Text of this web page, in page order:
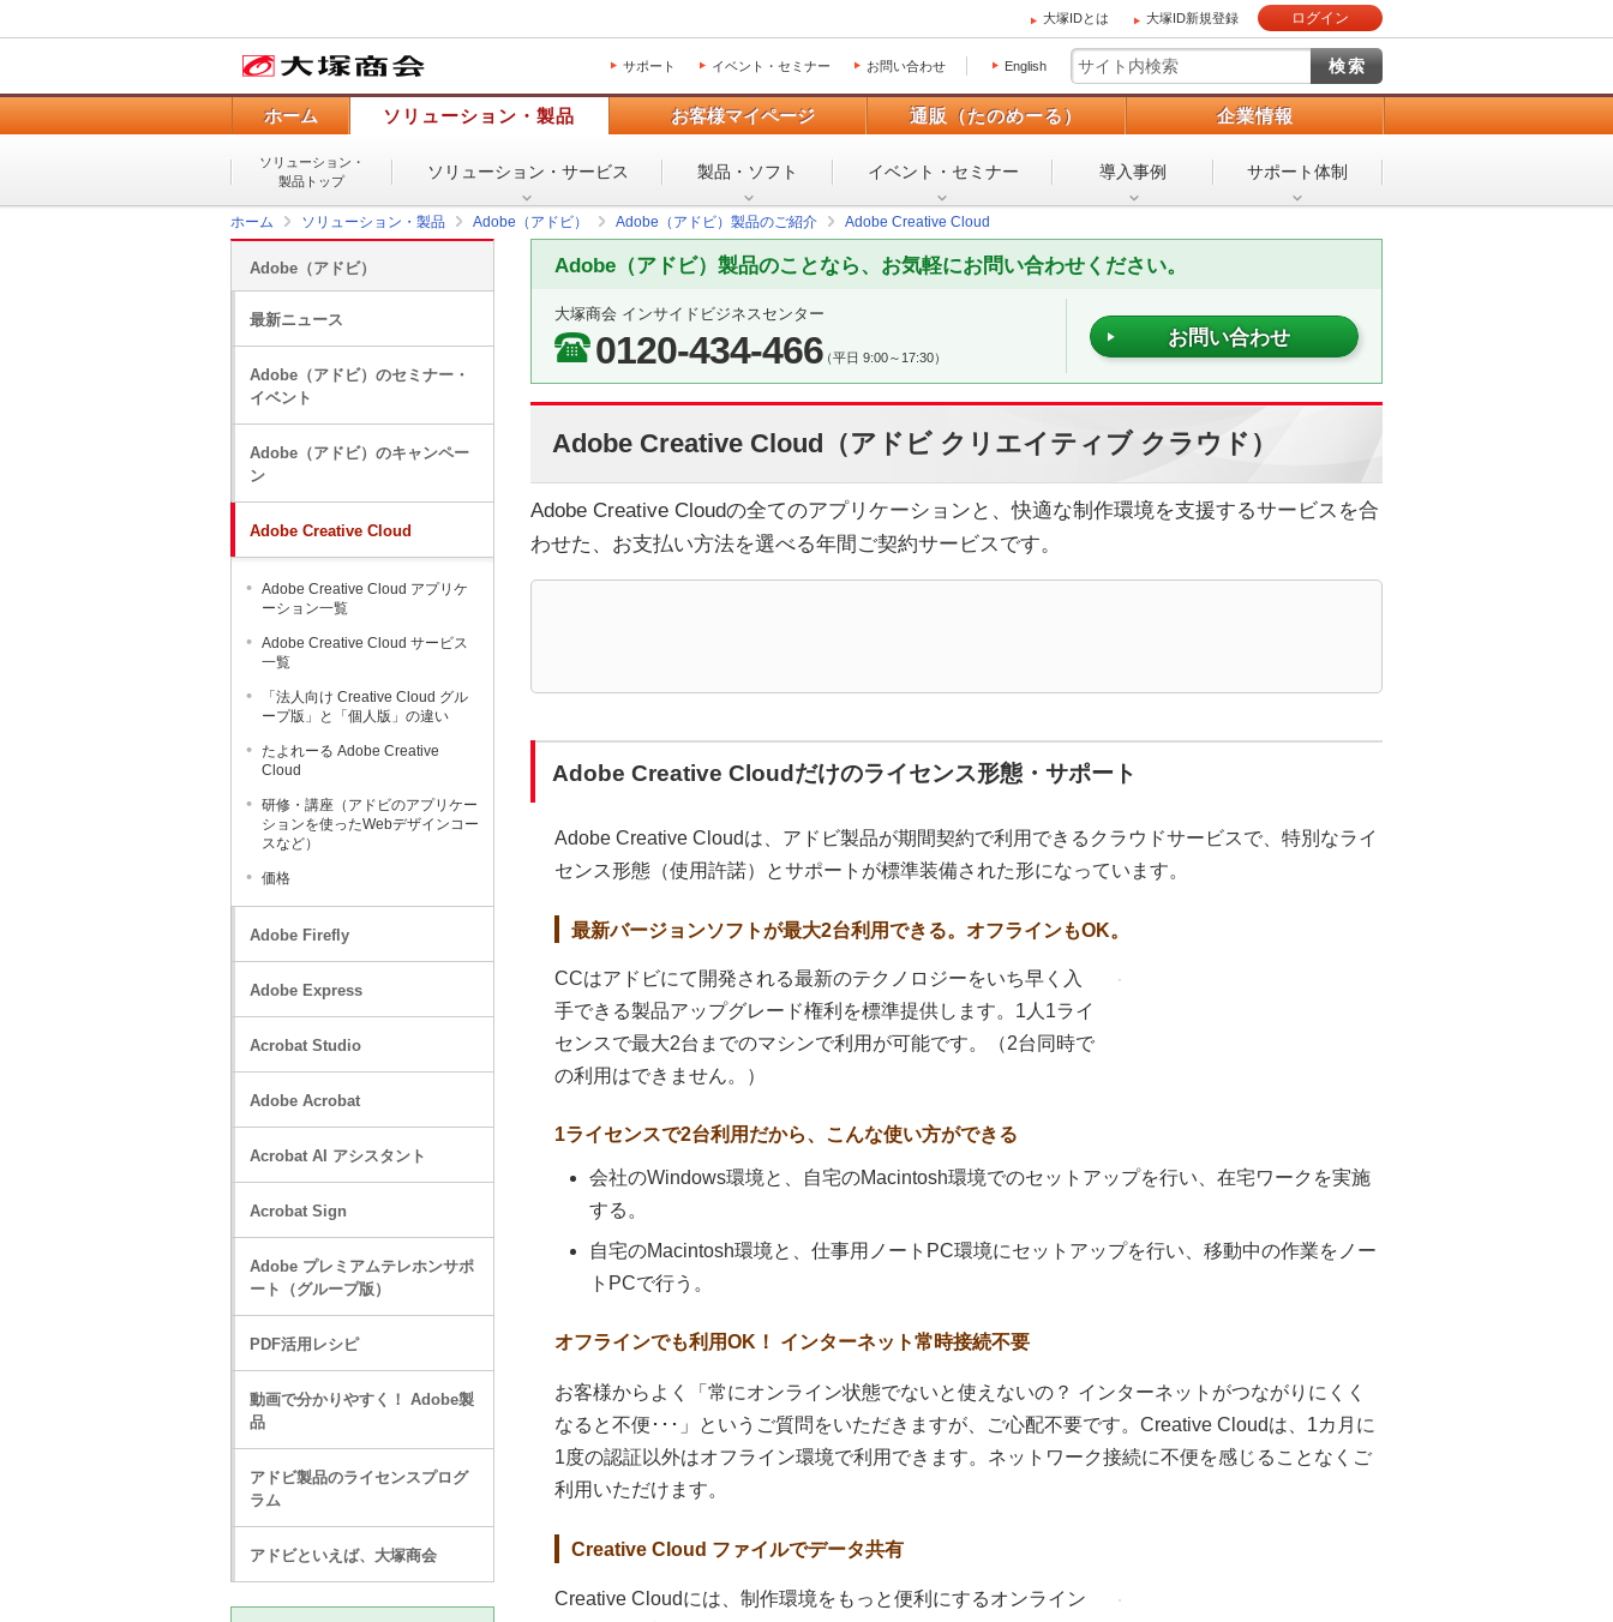
大塚IDとは 大塚ID新規登録 ログイン
サポート イベント・セミナー お問い合わせ English
ホーム ソリューション・製品 お客様マイページ 通販（たのめーる） 企業情報
ソリューション・
製品トップ
ソリューション・ サービス 製品・ソフト イベント・ セミナー 導入事例 サポート体制
ホーム ソリューション・製品 Adobe（アドビ） Adobe（アドビ）製品のご紹介 Adobe Creative Cloud
Adobe（アドビ）製品のことなら、お気軽にお問い合わせください。
大塚商会 インサイドビジネスセンター
0120-434-466（平日 9:00～17:30）
お問い合わせ
Adobe Creative Cloud（アドビ クリエイティブ クラウド）
Adobe Creative Cloudの全てのアプリケーションと、快適な制作環境を支援するサービスを合
わせた、お支払い方法を選べる年間ご契約サービスです。
Adobe Creative Cloudだけのライセンス形態・サポート
Adobe Creative Cloudは、アドビ製品が期間契約で利用できるクラウドサービスで、特別なライ
センス形態（使用許諾）とサポートが標準装備された形になっています。
最新バージョンソフトが最大2台利用できる。オフラインもOK。
CCはアドビにて開発される最新のテクノロジーをいち早く入
手できる製品アップグレード権利を標準提供します。1人1ライ
センスで最大2台までのマシンで利用が可能です。（2台同時で
の利用はできません。）
1ライセンスで2台利用だから、こんな使い方ができる
会社のWindows環境と、自宅のMacintosh環境でのセットアップを行い、在宅ワークを実施
する。
自宅のMacintosh環境と、仕事用ノートPC環境にセットアップを行い、移動中の作業をノー
トPCで行う。
オフラインでも利用OK！ インターネット常時接続不要
お客様からよく「常にオンライン状態でないと使えないの？ インターネットがつながりにくく
なると不便･･･」というご質問をいただきますが、ご心配不要です。Creative Cloudは、1カ月に
1度の認証以外はオフライン環境で利用できます。ネットワーク接続に不便を感じることなくご
利用いただけます。
Creative Cloud ファイルでデータ共有
Creative Cloudには、制作環境をもっと便利にするオンライン
Adobe（アドビ）
最新ニュース
Adobe（アドビ）のセミナー・
イベント
Adobe（アドビ）のキャンペー
ン
Adobe Creative Cloud
Adobe Creative Cloud アプリケ
ーション一覧
Adobe Creative Cloud サービス
一覧
「法人向け Creative Cloud グル
ープ版」と「個人版」の違い
たよれーる Adobe Creative
Cloud
研修・講座（アドビのアプリケー
ションを使ったWebデザインコー
スなど）
価格
Adobe Firefly
Adobe Express
Acrobat Studio
Adobe Acrobat
Acrobat AI アシスタント
Acrobat Sign
Adobe プレミアムテレホンサポ
ート（グループ版）
PDF活用レシピ
動画で分かりやすく！ Adobe製
品
アドビ製品のライセンスプログ
ラム
アドビといえば、大塚商会